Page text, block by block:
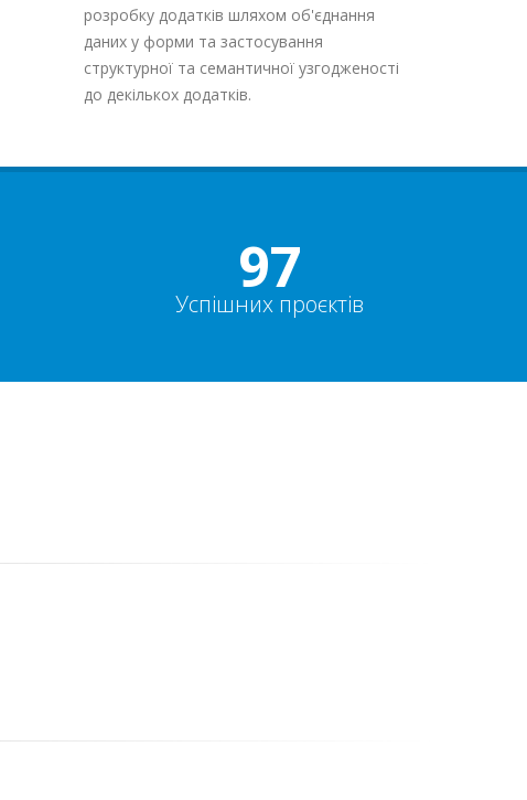
розробку додатків шляхом об'єднання
даних у форми та застосування
структурної та семантичної узгодженості
до декількох додатків.
100%
Успішних проєктів